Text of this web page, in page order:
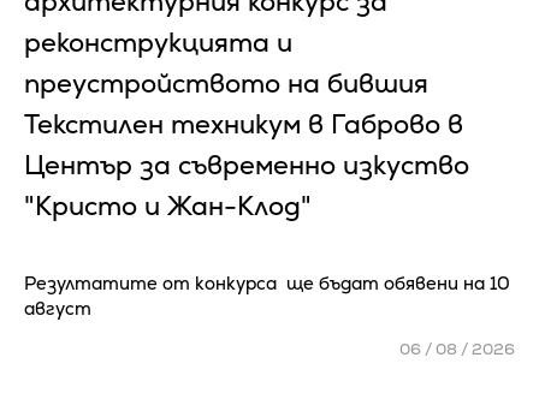
реконструкцията и
преустройството на бившия
Текстилен техникум в Габрово в
Център за съвременно изкуство
"Кристо и Жан-Клод"
Резултатите от конкурса ще бъдат обявени на 10
август
06 / 08 / 2026